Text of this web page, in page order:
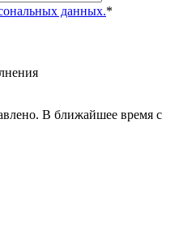
данных.*
В ближайшее время с